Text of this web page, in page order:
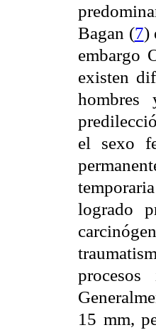
Bagan (7)
embargo
existen
hombres
el sexo
logrado
15 mm,